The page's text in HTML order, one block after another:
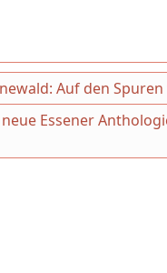
Auf den
Essener